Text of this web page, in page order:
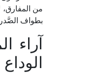
بطواف
آراء
الوداع